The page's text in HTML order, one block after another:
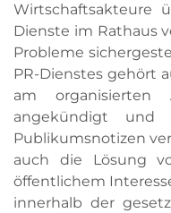
Wirtschaftsakteure
Dienste im Rathaus
Probleme
PR-Dienstes gehört
am organisierten
angekündigt
Publikumsnotizen
auch die Lösung
öffentlichem
innerhalb der